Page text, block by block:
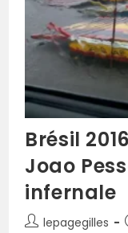
Brésil
Joao
infernale
lepagegilles